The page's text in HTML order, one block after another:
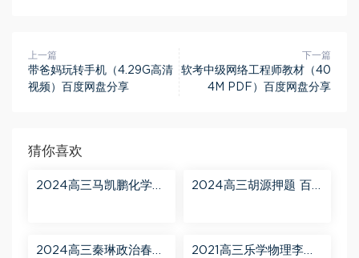
上一篇
带爸妈玩转手机（4.29G高清
视频）百度网盘分享
下一篇
软考中级网络工程师教材（40
4M PDF）百度网盘分享
猜你喜欢
2024高三马凯鹏化学一
2024高三胡源押题 百
2024高三秦琳政治春季
2021高三乐学物理李玮